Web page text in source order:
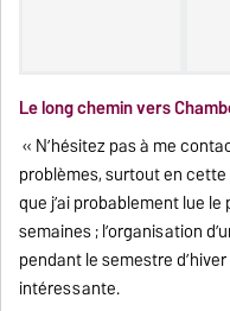
Le long chemin vers
« N’hésitez pas à me
problèmes, surtout en cette
que j’ai probablement lue
semaines ; l’organisation
pendant le semestre
intéressante.